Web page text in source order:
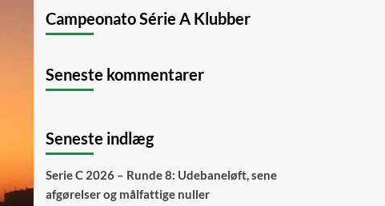
Campeonato Série A Klubber
Seneste kommentarer
Seneste indlæg
Serie C 2026 – Runde 8: Udebaneløft, sene
afgørelser og målfattige nuller